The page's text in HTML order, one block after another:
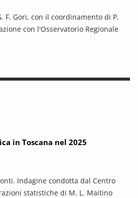
F. Gori, con il coordinamento di P.
con l'Osservatorio Regionale
AL TERMINE DEL PNRR – Andamento
in Toscana nel 2025
Indagine condotta dal Centro
statistiche di M. L. Maitino